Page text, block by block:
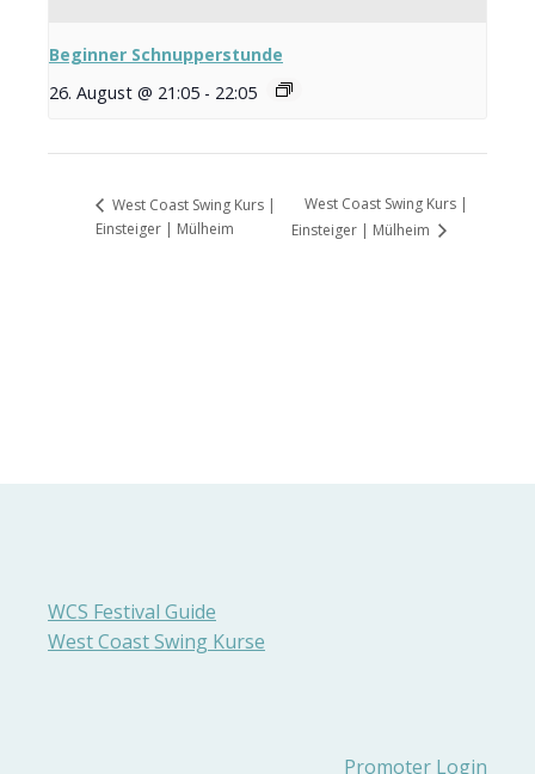
Beginner Schnupperstunde
26. August @ 21:05 - 22:05
West Coast Swing Kurs |
Einsteiger | Mülheim
West Coast Swing Kurs |
Einsteiger | Mülheim
WCS Festival Guide
West Coast Swing Kurse
Promoter Login